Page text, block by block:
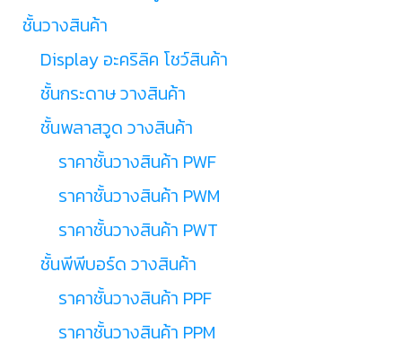
ชั้นวางสินค้า
Display อะคริลิค โชว์สินค้า
ชั้นกระดาษ วางสินค้า
ชั้นพลาสวูด วางสินค้า
ราคาชั้นวางสินค้า PWF
ราคาชั้นวางสินค้า PWM
ราคาชั้นวางสินค้า PWT
ชั้นพีพีบอร์ด วางสินค้า
ราคาชั้นวางสินค้า PPF
ราคาชั้นวางสินค้า PPM